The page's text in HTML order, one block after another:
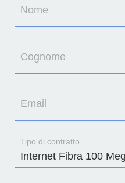
Nome
Cognome
Email
Tipo di contratto